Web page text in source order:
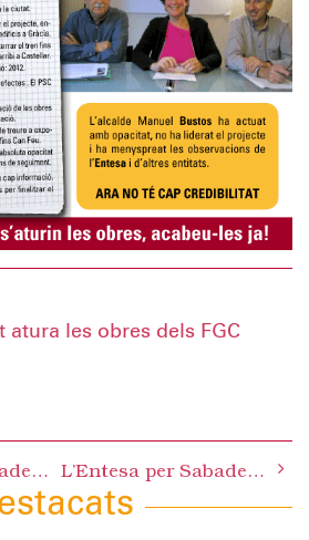
atura les obres dels FGC
L’Entesa per Sabadell considera una presa de pèl la proposta del PP sobre la dació en pagament L’Entesa per Sabadell edita un full informatiu per denunciar l’aturada d’obres dels FGC